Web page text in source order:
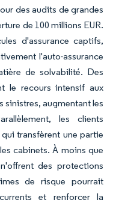
des audits de grandes
de 100 millions EUR.
d'assurance captifs,
l'auto-assurance
de solvabilité. Des
le recours intensif aux
sinistres, augmentant les
les clients
transfèrent une partie
cabinets. À moins que
des protections
de risque pourrait
et renforcer la